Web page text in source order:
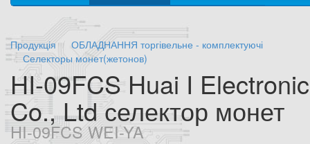
Продукція
ОБЛАДНАННЯ торгівельне - комплектуючі
Селекторы монет(жетонов)
HI-09FCS Huai I
Co., Ltd селектор монет
HI-09FCS WEI-YA